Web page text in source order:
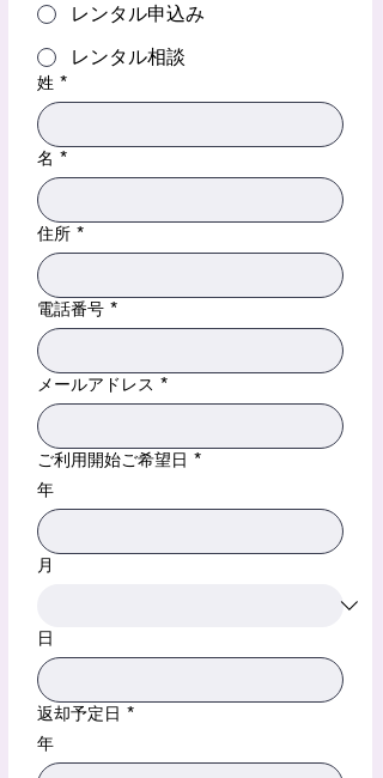
レンタル申込み
レンタル相談
姓 *
名 *
住所 *
電話番号 *
メールアドレス *
ご利用開始ご希望日 *
年
月
日
返却予定日 *
年